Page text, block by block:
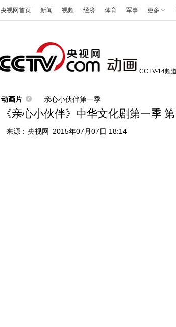
央视网首页 新闻 视频 经济 体育 军事 更多
CCTV-14频道
动画片 亲心小伙伴第一季
《亲心小伙伴》中华文化剧第一季
来源： 央视网 2015年07月07日 18:14